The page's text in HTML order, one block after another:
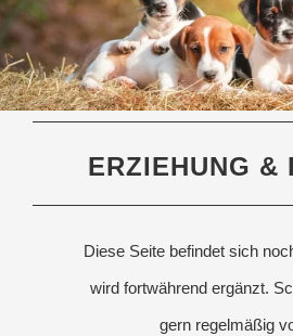
LEISTUNGEN
TIERHALTERINFOS
IM NOTFALLERZIEHUNG &
Diese Seite befindet sich
wird fortwährend ergänzt.
gern regelmäßig